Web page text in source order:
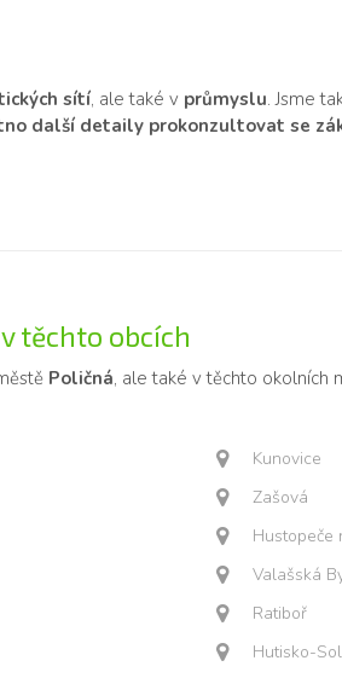
sítí, ale také v průmyslu. Jsme
další detaily prokonzultovat se
těchto obcích
Poličná, ale také v těchto okolních
Kunovice
Zašová
Hustopeče
Valašská
Ratiboř
Hutisko-